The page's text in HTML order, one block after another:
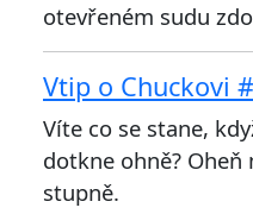
otevřeném sudu
Vtip o Chuckovi
Víte co se stane,
dotkne ohně?
stupně.